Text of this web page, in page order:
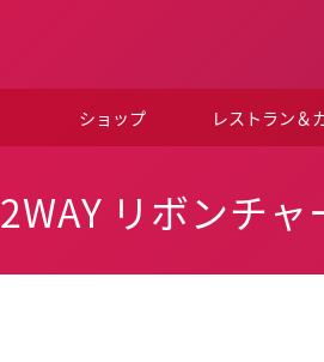
ショップ レストラン＆
2WAY リボンチ